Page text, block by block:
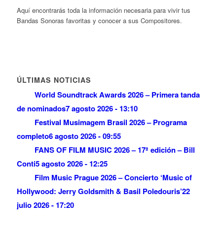
Aquí encontrarás toda la información necesaria para vivir tus
Bandas Sonoras favoritas y conocer a sus Compositores.
ÚLTIMAS NOTICIAS
World Soundtrack Awards 2026 – Primera tanda
de nominados7 agosto 2026 - 13:10
Festival Musimagem Brasil 2026 – Programa
completo6 agosto 2026 - 09:55
FANS OF FILM MUSIC 2026 – 17ª edición – Bill
Conti5 agosto 2026 - 12:25
Film Music Prague 2026 – Concierto ‘Music of
Hollywood: Jerry Goldsmith & Basil Poledouris’22
julio 2026 - 17:20